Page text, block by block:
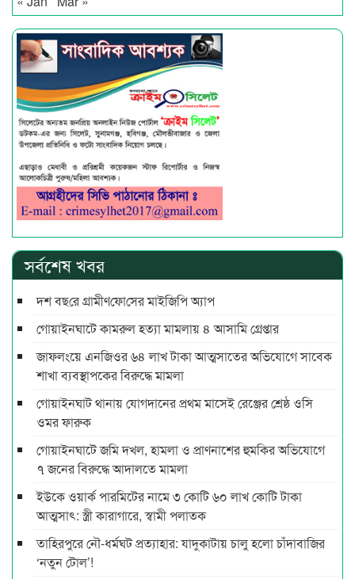
সর্বশেষ খবর
দশ বছ‌রে গ্রামীণ‌ফো‌সের মাইজিপি অ্যাপ
গোয়াইনঘাটে কামরুল হত্যা মামলায় ৪ আসামি গ্রেপ্তার
জাফলংয়ে এনজিওর ৬৪ লাখ টাকা আত্মসাতের অভিযোগে সাবেক
শাখা ব্যবস্থাপকের বিরুদ্ধে মামলা
গোয়াইনঘাট থানায় যোগদানের প্রথম মাসেই রেঞ্জের শ্রেষ্ঠ ওসি
ওমর ফারুক
গোয়াইনঘাটে জমি দখল, হামলা ও প্রাণনাশের হুমকির অভিযোগে
৭ জনের বিরুদ্ধে আদালতে মামলা
ইউকে ওয়ার্ক পারমিটের নামে ৩ কোটি ৬০ লাখ কোটি টাকা
আত্মসাৎ: স্ত্রী কারাগারে, স্বামী পলাতক
তাহিরপুরে নৌ-ধর্মঘট প্রত্যাহার: যাদুকাটায় চালু হলো চাঁদাবাজির
‘নতুন টোল’!